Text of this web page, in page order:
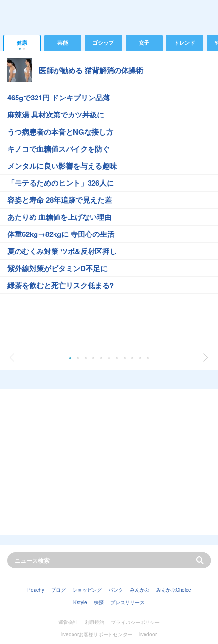
健康 芸能 ゴシップ 女子 トレンド
医師が勧める 猫背解消の体操術
465gで321円 ドンキプリン品薄
麻辣湯 具材次第でカツ丼級に
うつ病患者の本音とNGな接し方
キノコで血糖値スパイクを防ぐ
メンタルに良い影響を与える趣味
「モテるためのヒント」326人に
容姿と寿命 28年追跡で見えた差
あたりめ 血糖値を上げない理由
体重62kg→82kgに 寺田心の生活
夏のむくみ対策 ツボ&反射区押し
紫外線対策がビタミンD不足に
緑茶を飲むと死亡リスク低まる?
Peachy ブログ ショッピング バンク みんかぶ
みんかぶChoice
Kstyle
株探 プレスリリース
運営会社 利用規約
プライバシーポリシー
livedoorお客様サポートセンター
livedoor